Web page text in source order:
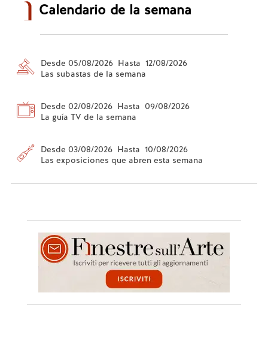
Calendario de la semana
Desde 05/08/2026 Hasta 12/08/2026
Las subastas de la semana
Desde 02/08/2026 Hasta 09/08/2026
La guía TV de la semana
Desde 03/08/2026 Hasta 10/08/2026
Las exposiciones que abren esta semana